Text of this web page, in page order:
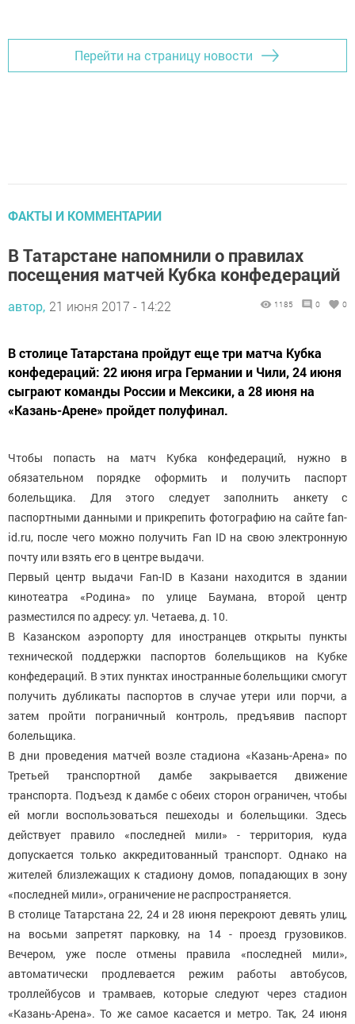
Перейти на страницу новости
ФАКТЫ И КОММЕНТАРИИ
В Татарстане напомнили о правилах
посещения матчей Кубка конфедераций
автор, 21 июня 2017 - 14:22 1185 0 0
В столице Татарстана пройдут еще три матча Кубка
конфедераций: 22 июня игра Германии и Чили, 24 июня
сыграют команды России и Мексики, а 28 июня на
«Казань-Арене» пройдет полуфинал.
Чтобы попасть на матч Кубка конфедераций, нужно в
обязательном порядке оформить и получить паспорт
болельщика. Для этого следует заполнить анкету с
паспортными данными и прикрепить фотографию на сайте fan-
id.ru, после чего можно получить Fan ID на свою электронную
почту или взять его в центре выдачи.
Первый центр выдачи Fan-ID в Казани находится в здании
кинотеатра «Родина» по улице Баумана, второй центр
разместился по адресу: ул. Четаева, д. 10.
В Казанском аэропорту для иностранцев открыты пункты
технической поддержки паспортов болельщиков на Кубке
конфедераций. В этих пунктах иностранные болельщики смогут
получить дубликаты паспортов в случае утери или порчи, а
затем пройти пограничный контроль, предъявив паспорт
болельщика.
В дни проведения матчей возле стадиона «Казань-Арена» по
Третьей транспортной дамбе закрывается движение
транспорта. Подъезд к дамбе с обеих сторон ограничен, чтобы
ей могли воспользоваться пешеходы и болельщики. Здесь
действует правило «последней мили» - территория, куда
допускается только аккредитованный транспорт. Однако на
жителей близлежащих к стадиону домов, попадающих в зону
«последней мили», ограничение не распространяется.
В столице Татарстана 22, 24 и 28 июня перекроют девять улиц,
на восьми запретят парковку, на 14 - проезд грузовиков.
Вечером, уже после отмены правила «последней мили»,
автоматически продлевается режим работы автобусов,
троллейбусов и трамваев, которые следуют через стадион
«Казань-Арена». То же самое касается и метро. Так, 24 июня